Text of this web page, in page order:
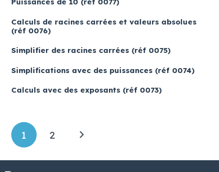
Calculs de racines carrées et valeurs absolues
(réf 0076)
Simplifier des racines carrées (réf 0075)
Simplifications avec des puissances (réf 0074)
Calculs avec des exposants (réf 0073)
1 2